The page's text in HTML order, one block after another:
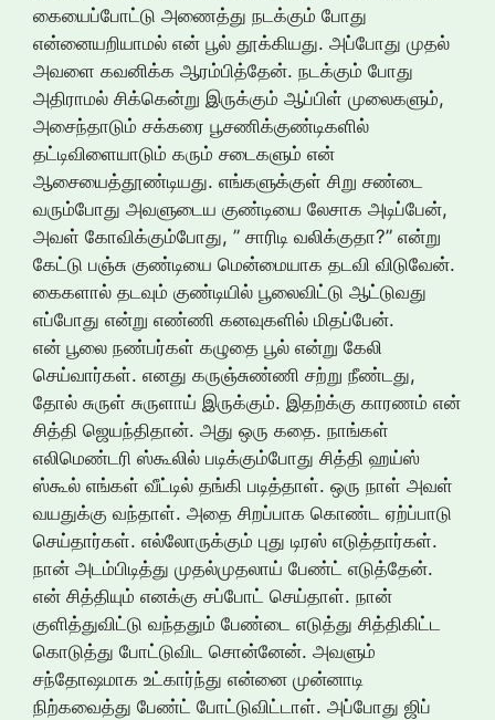
கையைப்போட்டு அணைத்து நடக்கும் போது
என்னையறியாமல் என் பூல் தூக்கியது. அப்போது முதல்
அவளை கவனிக்க ஆரம்பித்தேன். நடக்கும் போது
அதிராமல் சிக்கென்று இருக்கும் ஆப்பிள் முலைகளும்,
அசைந்தாடும் சக்கரை பூசணிக்குண்டிகளில்
தட்டிவிளையாடும் கரும் சடைகளும் என்
ஆசையைத்தூண்டியது. எங்களுக்குள் சிறு சண்டை
வரும்போது அவளுடைய குண்டியை லேசாக அடிப்பேன்,
அவள் கோவிக்கும்போது, ” சாரிடி வலிக்குதா?” என்று
கேட்டு பஞ்சு குண்டியை மென்மையாக தடவி விடுவேன்.
கைகளால் தடவும் குண்டியில் பூலைவிட்டு ஆட்டுவது
எப்போது என்று எண்ணி கனவுகளில் மிதப்பேன்.
என் பூலை நண்பர்கள் கழுதை பூல் என்று கேலி
செய்வார்கள். எனது கருஞ்சுண்ணி சற்று நீண்டது,
தோல் சுருள் சுருளாய் இருக்கும். இதற்க்கு காரணம் என்
சித்தி ஜெயந்திதான். அது ஒரு கதை. நாங்கள்
எலிமெண்டரி ஸ்கூலில் படிக்கும்போது சித்தி ஹய்ஸ்
ஸ்கூல் எங்கள் வீட்டில் தங்கி படித்தாள். ஒரு நாள் அவள்
வயதுக்கு வந்தாள். அதை சிறப்பாக கொண்ட ஏற்ப்பாடு
செய்தார்கள். எல்லோருக்கும் புது டிரஸ் எடுத்தார்கள்.
நான் அடம்பிடித்து முதல்முதலாய் பேண்ட் எடுத்தேன்.
என் சித்தியும் எனக்கு சப்போட் செய்தாள். நான்
குளித்துவிட்டு வந்ததும் பேண்டை எடுத்து சித்திகிட்ட
கொடுத்து போட்டுவிட சொன்னேன். அவளும்
சந்தோஷமாக உட்கார்ந்து என்னை முன்னாடி
நிற்கவைத்து பேண்ட் போட்டுவிட்டாள். அப்போது ஜிப்